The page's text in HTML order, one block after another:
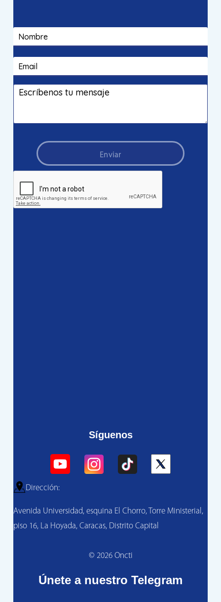
Enviar
Síguenos
Dirección:
Avenida Universidad, esquina El Chorro, Torre Ministerial,
piso 16, La Hoyada, Caracas, Distrito Capital
© 2026 Oncti
Únete a nuestro Telegram